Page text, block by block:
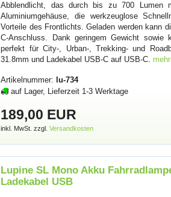
Abblendlicht, das durch bis zu 700 Lumen
Aluminiumgehäuse, die werkzeuglose
Vorteile des Frontlichts. Geladen werden kann
C-Anschluss. Dank geringem Gewicht sowie
perfekt für City-, Urban-, Trekking- und
31.8mm und Ladekabel USB-C auf USB-C.
Artikelnummer: lu-734
auf Lager, Lieferzeit 1-3 Werktage
189,00 EUR
inkl. MwSt. zzgl.Versandkosten
Lupine SL Mono Akku
Ladekabel USB